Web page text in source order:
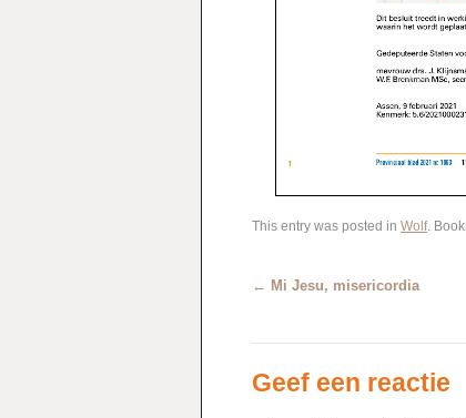
This entry was posted in Wolf.
← Mi Jesu, misericordia
Geef een reactie